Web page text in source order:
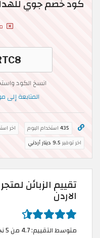
كود خصم جوي للهدايا | 10% على كل
انسخ الكود
المتابعة
435 استخدام اليوم اخر
اخر توفير 9.5 دينار أردني
تقييم الزبائن
الاردن
متوسط التقييم: 4.7 من 5 نجوم بواسطة 6007 مستخدم